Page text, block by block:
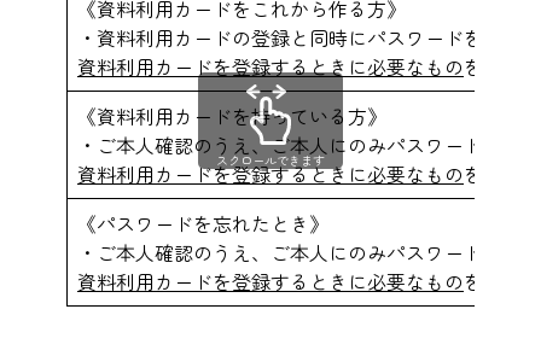
《資料利用カードをこれから作る方》
・資料利用カードの登録と同時にパスワードを発行
資料利用カードを登録するときに必要なものをご持
《資料利用カードを持っている方》
・ご本人確認のうえ、ご本人にのみパスワードを発
資料利用カードを登録するときに必要なものをご持
《パスワードを忘れたとき》
・ご本人確認のうえ、ご本人にのみパスワードを再
資料利用カードを登録するときに必要なものをご持
スクロールできます